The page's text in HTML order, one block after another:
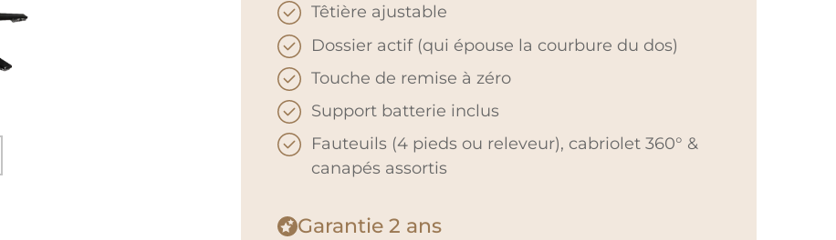
Têtière ajustable
Dossier actif (qui épouse la courbure du dos)
Touche de remise à zéro
Support batterie inclus
Fauteuils (4 pieds ou releveur), cabriolet 360° &
canapés assortis
Garantie 2 ans